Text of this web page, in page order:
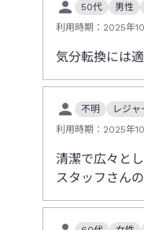
50代 男性
利用時期： 2025年
気分転換には
不明
レジャ
利用時期： 2025年
清潔で広々と
スタッフさん